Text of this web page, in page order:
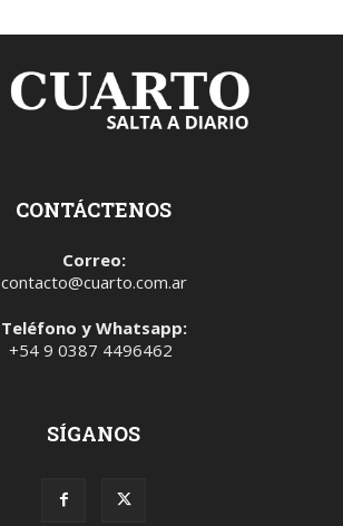
CONTÁCTENOS
Correo:
contacto@cuarto.com.ar
Teléfono y Whatsapp:
+54 9 0387 4496462
SÍGANOS